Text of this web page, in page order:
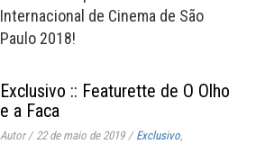
Internacional de Cinema de São
Paulo 2018!
Exclusivo :: Featurette de O Olho
e a Faca
Autor/ 22 de maio de 2019 / Exclusivo,